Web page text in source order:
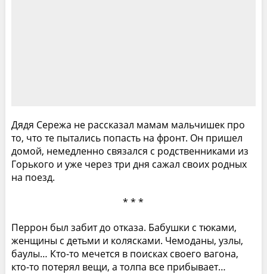
Дядя Сережа не рассказал мамам мальчишек про
то, что те пытались попасть на фронт. Он пришел
домой, немедленно связался с родственниками из
Горького и уже через три дня сажал своих родных
на поезд.
* * *
Перрон был забит до отказа. Бабушки с тюками,
женщины с детьми и колясками. Чемоданы, узлы,
баулы… Кто-то мечется в поисках своего вагона,
кто-то потерял вещи, а толпа все прибывает…